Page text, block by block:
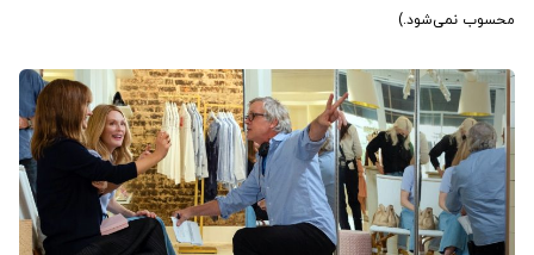
محسوب نمی‌شود.)